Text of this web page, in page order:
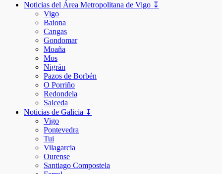
Noticias del Área Metropolitana de Vigo ↧
Vigo
Baiona
Cangas
Gondomar
Moaña
Mos
Nigrán
Pazos de Borbén
O Porriño
Redondela
Salceda
Noticias de Galicia ↧
Vigo
Pontevedra
Tui
Vilagarcia
Ourense
Santiago Compostela